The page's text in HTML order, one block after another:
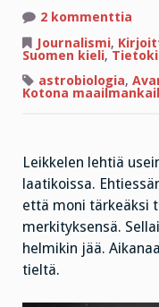
2 kommenttia
Journalismi,
Suomen kieli,
astrobiologia,
Kotona
Leikkelen lehtiä
laatikoissa.
että moni tärkeäksi
merkityksensä.
helmikin jää.
tieltä.